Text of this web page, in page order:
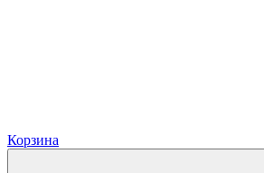
Корзина